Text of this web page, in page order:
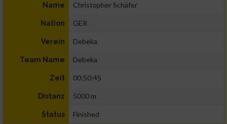
Name Christopher Schäfer
Nation GER
Verein Debeka
Team Name Debeka
Zeit 00:50:45
Distanz 5000 m
Status Finished